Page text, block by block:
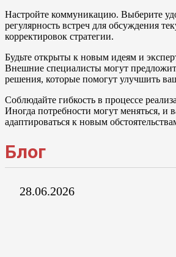
Настройте коммуникацию. Выберите
регулярность встреч для обсуждения
корректировок стратегии.
Будьте открыты к новым идеям и
Внешние специалисты могут
решения, которые помогут улучшить
Соблюдайте гибкость в процессе
Иногда потребности могут меняться, и
адаптироваться к новым
Блог
28.06.2026